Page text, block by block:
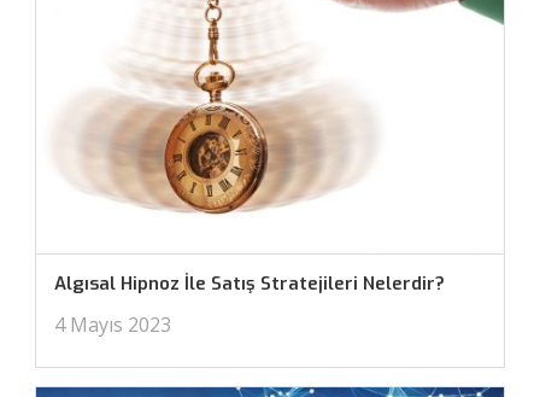
Algısal Hipnoz İle Satış Stratejileri Nelerdir?
4 Mayıs 2023